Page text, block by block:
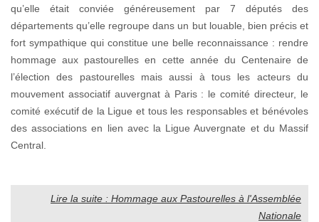
qu’elle était conviée généreusement par 7 députés des
départements qu’elle regroupe dans un but louable, bien précis et
fort sympathique qui constitue une belle reconnaissance : rendre
hommage aux pastourelles en cette année du Centenaire de
l’élection des pastourelles mais aussi à tous les acteurs du
mouvement associatif auvergnat à Paris : le comité directeur, le
comité exécutif de la Ligue et tous les responsables et bénévoles
des associations en lien avec la Ligue Auvergnate et du Massif
Central.
Lire la suite : Hommage aux Pastourelles à l'Assemblée
Nationale